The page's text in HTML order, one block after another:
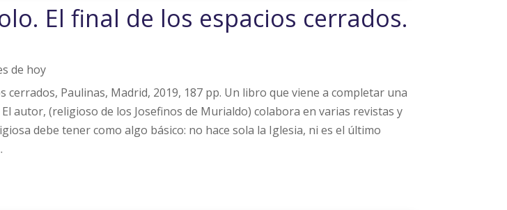
El final de los espacios cerrados.
de hoy
cerrados, Paulinas, Madrid, 2019, 187 pp. Un libro que viene a completar una
autor, (religioso de los Josefinos de Murialdo) colabora en varias revistas y
debe tener como algo básico: no hace sola la Iglesia, ni es el último